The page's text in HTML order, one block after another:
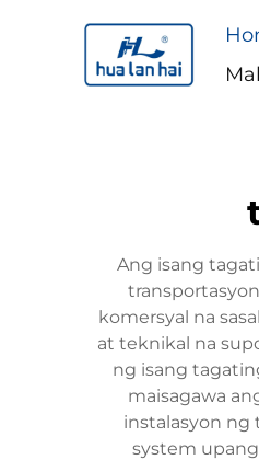
Ang isang
komersyal na
at teknikal na
ng isang
maisagawa
instalasyon ng
system